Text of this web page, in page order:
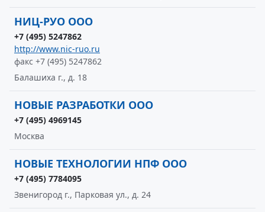
НИЦ-РУО ООО
+7 (495) 5247862
http://www.nic-ruo.ru
факс +7 (495) 5247862
Балашиха г., д. 18
НОВЫЕ РАЗРАБОТКИ ООО
+7 (495) 4969145
Москва
НОВЫЕ ТЕХНОЛОГИИ НПФ ООО
+7 (495) 7784095
Звенигород г., Парковая ул., д. 24